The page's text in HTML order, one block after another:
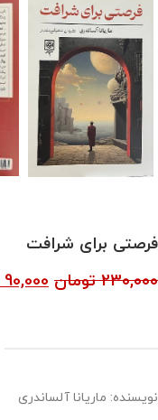
فرصتی برای شرافت
230,000 تومان 90,000
نویسنده: ماریانا آلساندری